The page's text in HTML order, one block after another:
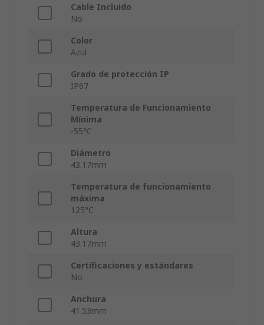
Cable Incluido
No
Color
Azul
Grado de protección IP
IP67
Temperatura de Funcionamiento
Mínima
-55°C
Diámetro
43.17mm
Temperatura de funcionamiento
máxima
125°C
Altura
43.17mm
Certificaciones y estándares
No
Anchura
41.53mm